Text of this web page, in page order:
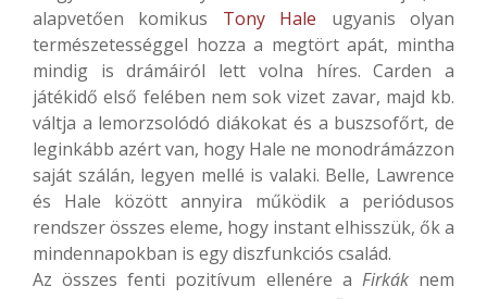
alapvetően komikus Tony Hale ugyanis olyan
természetességgel hozza a megtört apát, mintha
mindig is drámáiról lett volna híres. Carden a
játékidő első felében nem sok vizet zavar, majd kb.
váltja a lemorzsolódó diákokat és a buszsofőrt, de
leginkább azért van, hogy Hale ne monodrámázzon
saját szálán, legyen mellé is valaki. Belle, Lawrence
és Hale között annyira működik a periódusos
rendszer összes eleme, hogy instant elhisszük, ők a
mindennapokban is egy diszfunkciós család.
Az összes fenti pozitívum ellenére a Firkáknem